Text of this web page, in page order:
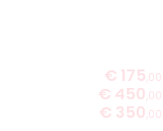
€ 175 ,00
€ 450 ,00
€ 350 ,00